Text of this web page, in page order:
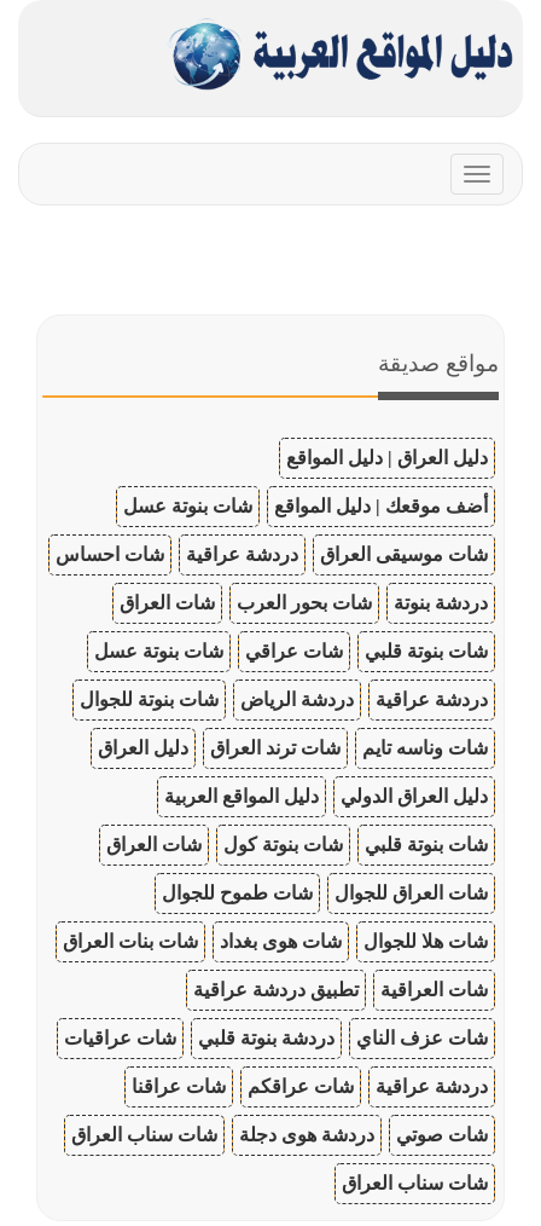
Toggle
navigation
مواقع صديقة
دليل العراق | دليل المواقع
أضف موقعك | دليل المواقع شات بنوتة عسل
شات موسيقى العراق دردشة عراقية شات احساس
دردشة بنوتة شات بحور العرب شات العراق
شات بنوتة قلبي شات عراقي شات بنوتة عسل
دردشة عراقية دردشة الرياض شات بنوتة للجوال
شات وناسه تايم شات ترند العراق دليل العراق
دليل العراق الدولي دليل المواقع العربية
شات بنوتة قلبي شات بنوتة كول شات العراق
شات العراق للجوال شات طموح للجوال
شات هلا للجوال شات هوى بغداد شات بنات العراق
شات العراقية تطبيق دردشة عراقية
شات عزف الناي دردشة بنوتة قلبي شات عراقيات
دردشة عراقية شات عراقكم شات عراقنا
شات صوتي دردشة هوى دجلة شات سناب العراق
شات سناب العراق